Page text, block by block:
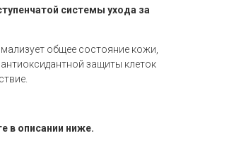
системы ухода за
общее состояние кожи,
защиты клеток
в описании ниже.